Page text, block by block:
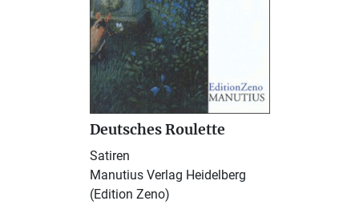
Deutsches Roulette
Satiren
Manutius Verlag Heidelberg
(Edition Zeno)